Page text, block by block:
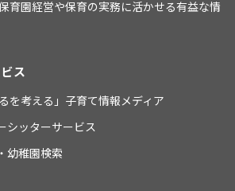
育園経営や保育の実務に活かせる有益な情
ス
を考える」子育て情報メディア
シッターサービス
幼稚園検索